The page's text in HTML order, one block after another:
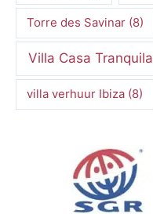
Torre des Savinar (8)
Villa Casa Tranquila
villa verhuur Ibiza (8)